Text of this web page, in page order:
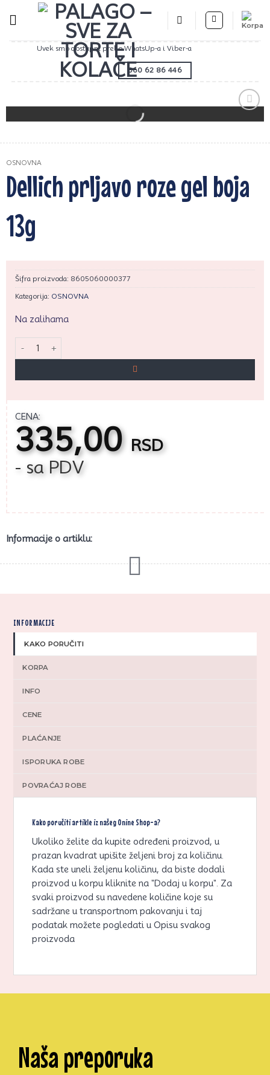
Uvek smo dostupni preko WhatsUp-a i Viber-a
060 62 86 446
Zaprati
OSNOVNA
Dellich prljavo roze gel boja
13g
Šifra proizvoda: 8605060000377
Kategorija: OSNOVNA
Na zalihama
CENA:
335,00 RSD
- sa PDV
Informacije o artiklu:
INFORMACIJE
KAKO PORUČITI
KORPA
INFO
CENE
PLAĆANJE
ISPORUKA ROBE
POVRAĆAJ ROBE
Kako poručiti artikle iz našeg Onine Shop-a?
Ukoliko želite da kupite određeni proizvod, u
prazan kvadrat upišite željeni broj za količinu.
Kada ste uneli željenu količinu, da biste dodali
proizvod u korpu kliknite na "Dodaj u korpu". Za
svaki proizvod su navedene količine koje su
sadržane u transportnom pakovanju i taj
podatak možete pogledati u Opisu svakog
proizvoda
Naša preporuka